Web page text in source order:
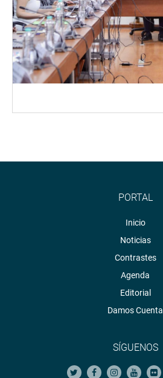
PORTAL
Inicio
Noticias
Contrastes
Agenda
Editorial
Damos Cuenta
SÍGUENOS